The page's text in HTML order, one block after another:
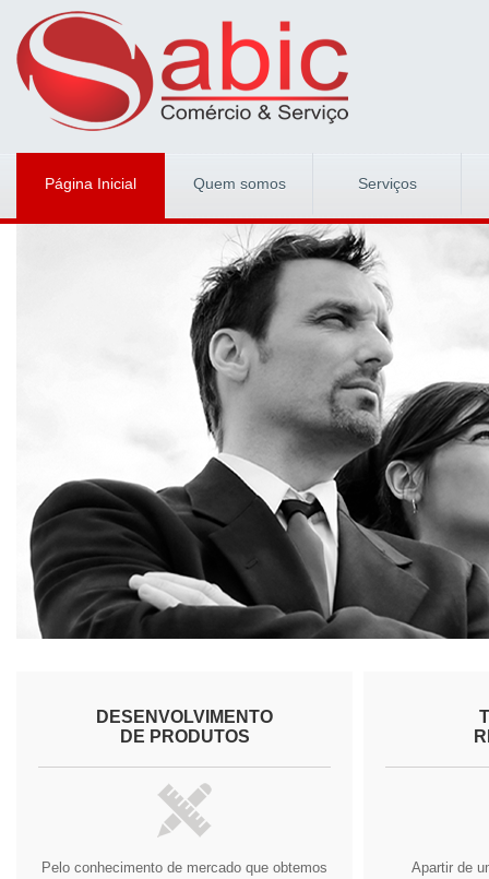
Página Inicial Quem somos Serviços
DESENVOLVIMENTO
DE PRODUTOS
Pelo conhecimento de mercado que obtemos
Apartir de